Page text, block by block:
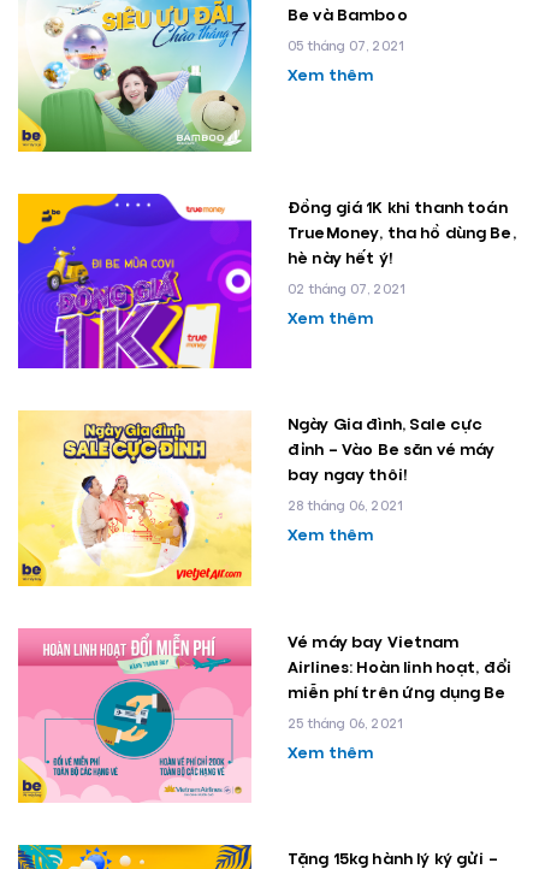
Be và Bamboo
05 tháng 07, 2021
Xem thêm
Đồng giá 1K khi thanh toán
TrueMoney, tha hồ dùng Be,
hè này hết ý!
02 tháng 07, 2021
Xem thêm
Ngày Gia đình, Sale cực
đỉnh – Vào Be săn vé máy
bay ngay thôi!
28 tháng 06, 2021
Xem thêm
Vé máy bay Vietnam
Airlines: Hoàn linh hoạt, đổi
miễn phí trên ứng dụng Be
25 tháng 06, 2021
Xem thêm
Tặng 15kg hành lý ký gửi –